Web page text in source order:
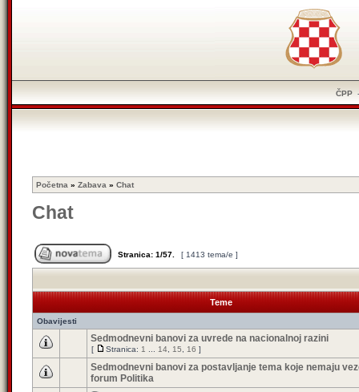
ČPP
Početna » Zabava » Chat
Chat
Stranica: 1/57 [ 1413 tema/e ]
Teme
Obavijesti
Sedmodnevni banovi za uvrede na nacionalnoj razini
[ Stranica: 1 14 15 16 ]
Sedmodnevni banovi za postavljanje tema koje nemaju
forum Politika